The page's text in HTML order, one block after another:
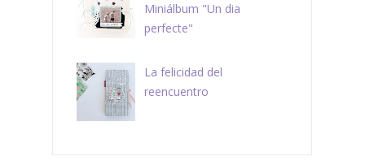
Miniálbum "Un dia
perfecte"
La felicidad del
reencuentro